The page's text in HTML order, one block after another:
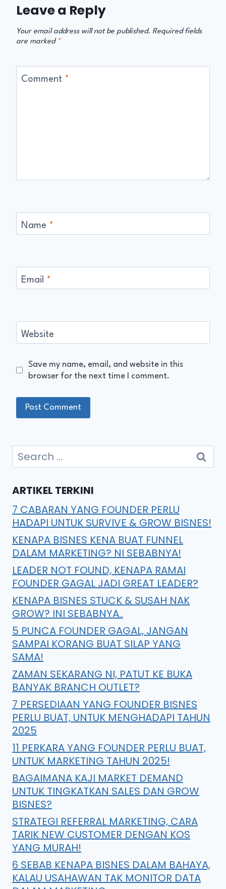
Leave a Reply
Your email address will not be published. Required fields
are marked *
Comment *
Name *
Email *
Website
Save my name, email, and website in this
browser for the next time I comment.
ARTIKEL TERKINI
7 CABARAN YANG FOUNDER PERLU
HADAPI UNTUK SURVIVE & GROW BISNES!
KENAPA BISNES KENA BUAT FUNNEL
DALAM MARKETING? NI SEBABNYA!
LEADER NOT FOUND, KENAPA RAMAI
FOUNDER GAGAL JADI GREAT LEADER?
KENAPA BISNES STUCK & SUSAH NAK
GROW? INI SEBABNYA..
5 PUNCA FOUNDER GAGAL, JANGAN
SAMPAI KORANG BUAT SILAP YANG
SAMA!
ZAMAN SEKARANG NI, PATUT KE BUKA
BANYAK BRANCH OUTLET?
7 PERSEDIAAN YANG FOUNDER BISNES
PERLU BUAT, UNTUK MENGHADAPI TAHUN
2025
11 PERKARA YANG FOUNDER PERLU BUAT,
UNTUK MARKETING TAHUN 2025!
BAGAIMANA KAJI MARKET DEMAND
UNTUK TINGKATKAN SALES DAN GROW
BISNES?
STRATEGI REFERRAL MARKETING, CARA
TARIK NEW CUSTOMER DENGAN KOS
YANG MURAH!
6 SEBAB KENAPA BISNES DALAM BAHAYA,
KALAU USAHAWAN TAK MONITOR DATA